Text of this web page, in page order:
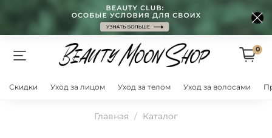
0
Скидки Уход за лицом Уход за телом Уход за волосами
Главная Каталог